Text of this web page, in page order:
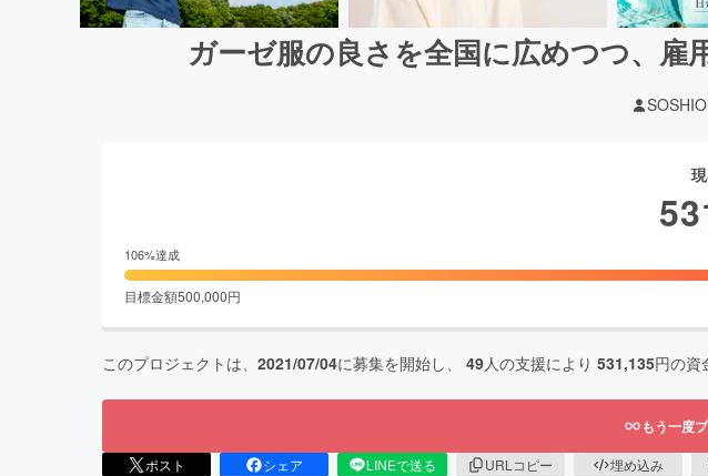
ガーゼ服の良さを全国に広めつつ、雇
106%達成
目標金額500,000円
このプロジェクトは、 2021/07/04に募集を開始し、 49人の支援により 531,135円の資
もう一度
ポスト シェア LINEで送る URLコピー 埋め込み